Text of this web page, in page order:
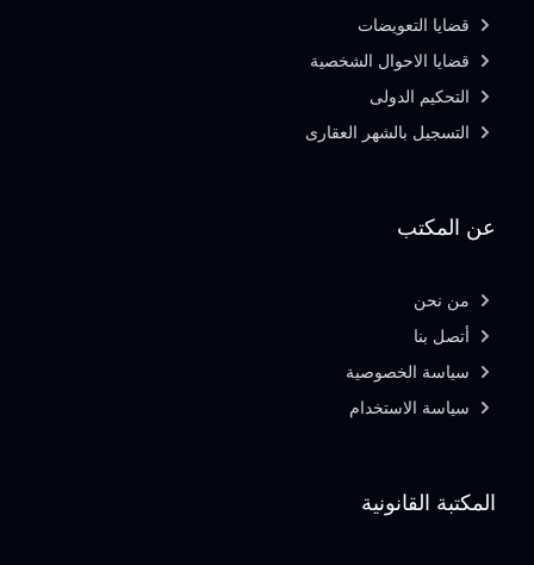
المكتبة القانونية
عن المكتب
من نحن
أتصل بنا
سياسة الخصوصية
سياسة الاستخدام
قضايا التعويضات
قضايا الاحوال الشخصية
التحكيم الدولى
التسجيل بالشهر العقارى